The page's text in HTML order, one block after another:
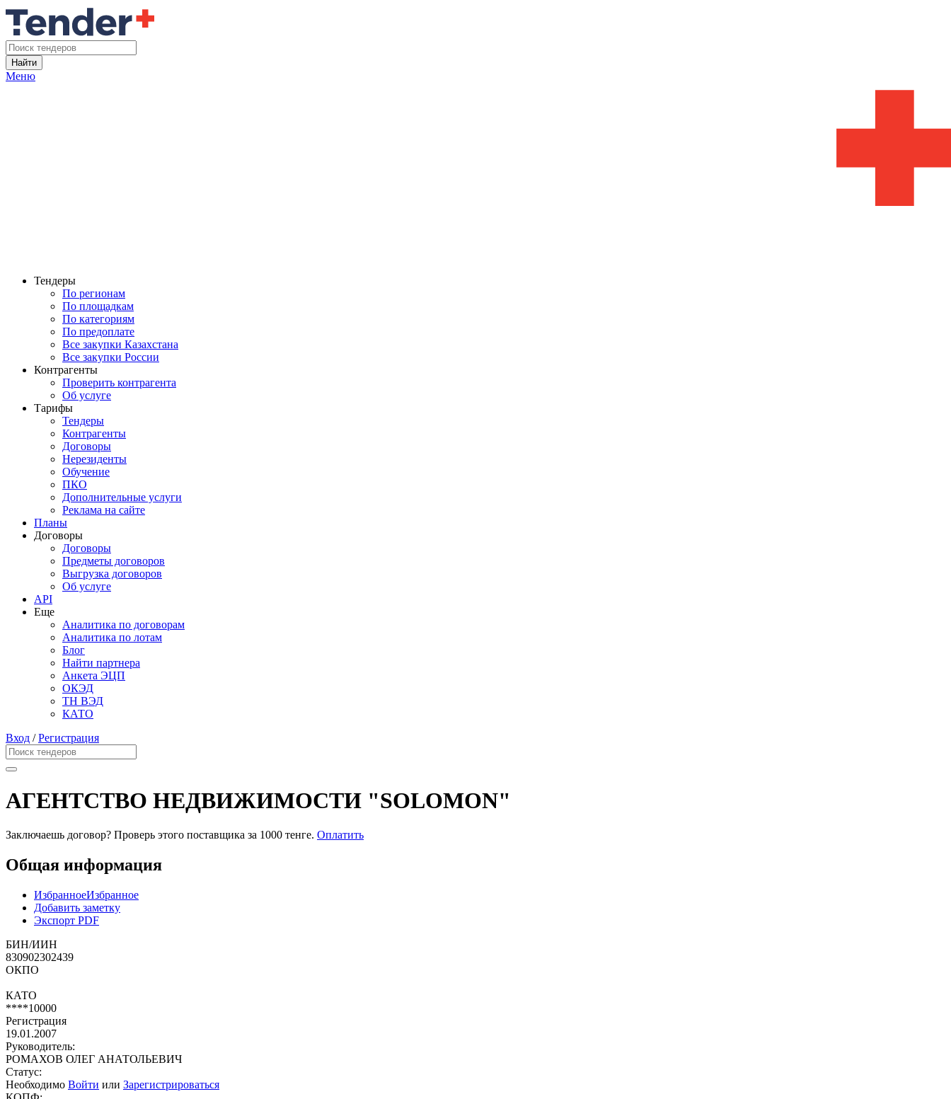
Найти
Меню
Тендеры
По регионам
По площадкам
По категориям
По предоплате
Все закупки Казахстана
Все закупки России
Контрагенты
Проверить контрагента
Об услуге
Тарифы
Тендеры
Контрагенты
Договоры
Нерезиденты
Обучение
ПКО
Дополнительные услуги
Реклама на сайте
Планы
Договоры
Договоры
Предметы договоров
Выгрузка договоров
Об услуге
API
Еще
Аналитика по договорам
Аналитика по лотам
Блог
Найти партнера
Анкета ЭЦП
ОКЭД
ТН ВЭД
КАТО
Вход /Регистрация
АГЕНТСТВО НЕДВИЖИМОСТИ "SOLOMON"
Заключаешь договор? Проверь этого поставщика за 1000 тенге. Оплатить
Общая информация
ИзбранноеИзбранное
Добавить заметку
Экспорт PDF
БИН/ИИН
830902302439
ОКПО
КАТО
****10000
Регистрация
19.01.2007
Руководитель:
РОМАХОВ ОЛЕГ АНАТОЛЬЕВИЧ
Статус:
Необходимо Войти или Зарегистрироваться